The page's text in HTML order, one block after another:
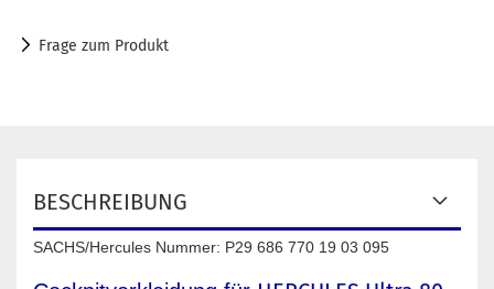
Frage zum Produkt
BESCHREIBUNG
SACHS/Hercules Nummer: P29 686 770 19 03 095